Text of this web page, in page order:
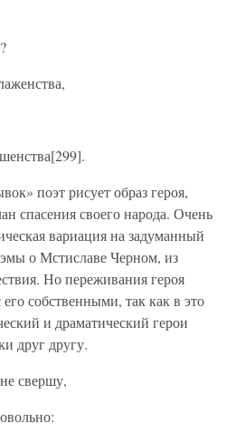
поэт рисует образ героя,
спасения своего народа. Очень
вариация на задуманный
о Мстиславе Черном, из
Но переживания героя
собственными, так как в это
и драматический герои
друг другу.
свершу,